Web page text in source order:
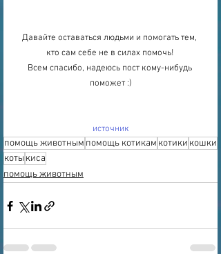
Давайте оставаться людьми и помогать тем,
кто сам себе не в силах помочь!
Всем спасибо, надеюсь пост кому-нибудь
поможет :)
источник
помощь животным помощь котикам котики кошки
коты киса
помощь животным